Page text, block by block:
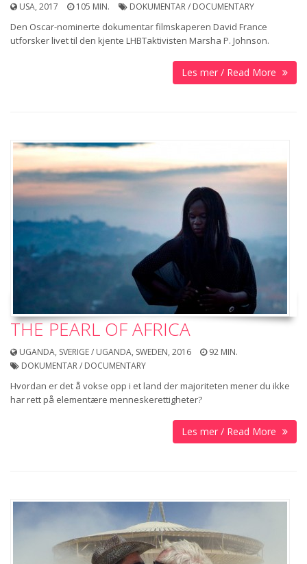
USA, 2017 105 MIN. DOKUMENTAR / DOCUMENTARY
Den Oscar-nominerte dokumentar­ filmskaperen David France
utforsker livet til den kjente LHBT­aktivisten Marsha P. Johnson.
Les mer / Read More
THE PEARL OF AFRICA
UGANDA, SVERIGE / UGANDA, SWEDEN, 2016
92 MIN.
DOKUMENTAR / DOCUMENTARY
Hvordan er det å vokse opp i et land der majoriteten mener du ikke
har rett på elementære menneskerettigheter?
Les mer / Read More